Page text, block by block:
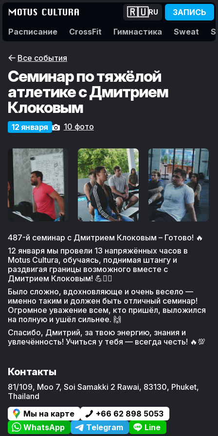
Расписание CrossFit Гимнастика Sweat
🇷🇺RU ЗАПИСЬ
Все события
Семинар по тяжёлой
атлетике с Дмитрием
Клоковым
12 января 10 фото
487-й семинар с Дмитрием Клоковым – Готово! 🔥
12 января мы провели 13 напряжённых часов в
Motus Cultura, обучаясь, поднимая штангу и
раздвигая границы возможного вместе с
Дмитрием Клоковым! 💪🏋️‍♂️
Было сложно, вдохновляюще и очень весело —
именно таким и должен быть отличный семинар!
Огромное уважение всем, кто пришёл, выложился
на полную и ушёл сильнее. 🙌
Спасибо, Дмитрий, за твою энергию, знания и
увлечённость! Учиться у тебя — всегда честь! 🔥💯
Контакты
81/109, Moo 7, Soi Samakki 2 Rawai, 83130, Phuket,
Thailand
Мы на карте
+66 62 898 5053
WhatsApp
Telegram Line